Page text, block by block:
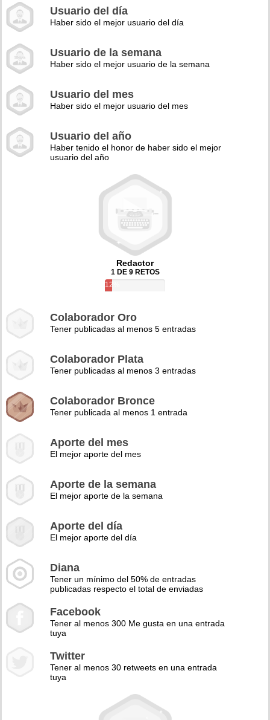
Usuario del día
Haber sido el mejor usuario del día
Usuario de la semana
Haber sido el mejor usuario de la semana
Usuario del mes
Haber sido el mejor usuario del mes
Usuario del año
Haber tenido el honor de haber sido el mejor
usuario del año
Redactor
1 DE 9 RETOS
12%
Colaborador Oro
Tener publicadas al menos 5 entradas
Colaborador Plata
Tener publicadas al menos 3 entradas
Colaborador Bronce
Tener publicada al menos 1 entrada
Aporte del mes
El mejor aporte del mes
Aporte de la semana
El mejor aporte de la semana
Aporte del día
El mejor aporte del día
Diana
Tener un mínimo del 50% de entradas
publicadas respecto el total de enviadas
Facebook
Tener al menos 300 Me gusta en una entrada
tuya
Twitter
Tener al menos 30 retweets en una entrada
tuya